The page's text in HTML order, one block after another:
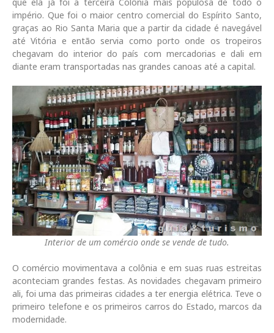
império. Que foi o maior centro comercial do Espírito Santo,
graças ao Rio Santa Maria que a partir da cidade é navegável
até Vitória e então servia como porto onde os tropeiros
chegavam do interior do país com mercadorias e dali em
diante eram transportadas nas grandes canoas até a capital.
Interior de um comércio onde se vende de tudo.
O comércio movimentava a colônia e em suas ruas estreitas
aconteciam grandes festas. As novidades chegavam primeiro
ali, foi uma das primeiras cidades a ter energia elétrica. Teve o
primeiro telefone e os primeiros carros do Estado, marcos da
modernidade.